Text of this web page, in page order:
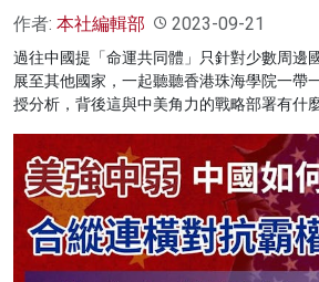
作者: 本社編輯部 2023-09-21
過往中國提「命運共同體」只針對少數周邊
展至其他國家，一起聽聽香港珠海學院一帶
授分析，背後這與中美角力的戰略部署有什